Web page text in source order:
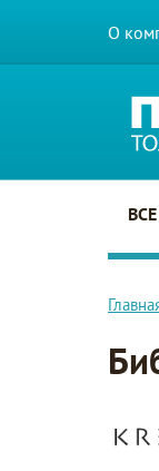
О
Главное